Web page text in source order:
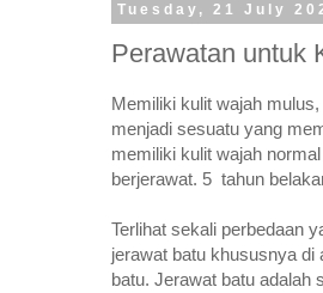
Tuesday, 21 July
Perawatan untuk
Memiliki kulit wajah
menjadi sesuatu yang
memiliki kulit wajah
berjerawat. 5 tahun
Terlihat sekali perbedaan
jerawat batu khususnya di
batu. Jerawat batu adalah